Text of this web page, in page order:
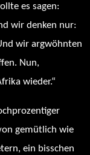
es sagen:
wir denken nur:
wir argwöhnten
Nun,
wieder.“
gemütlich wie
ein bisschen